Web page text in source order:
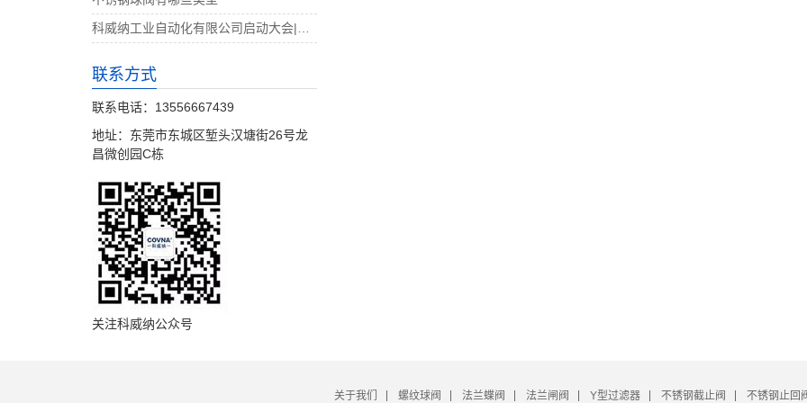
联系方式
联系电话：13556667439
地址：东莞市东城区堑头汉塘街26号龙
昌微创园C栋
关注科威纳公众号
关于我们 螺纹球阀 法兰蝶阀 法兰闸阀 Y型过滤器 不锈钢截止阀 不锈钢止回